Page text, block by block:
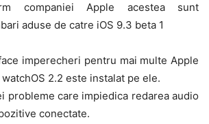
companiei Apple acestea sunt
aduse de catre iOS 9.3 beta 1
imperecheri pentru mai multe Apple
2.2 este instalat pe ele.
probleme care impiedica redarea audio
conectate.